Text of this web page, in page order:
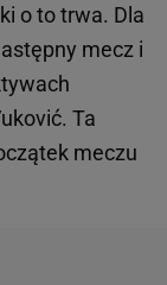
o to trwa. Dla
mecz i
Ta
meczu